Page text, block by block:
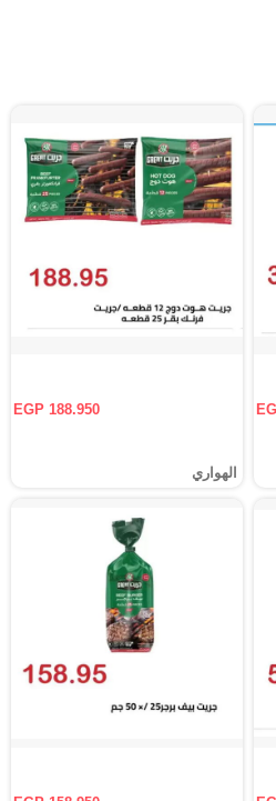
EGP 188.950
الهواري